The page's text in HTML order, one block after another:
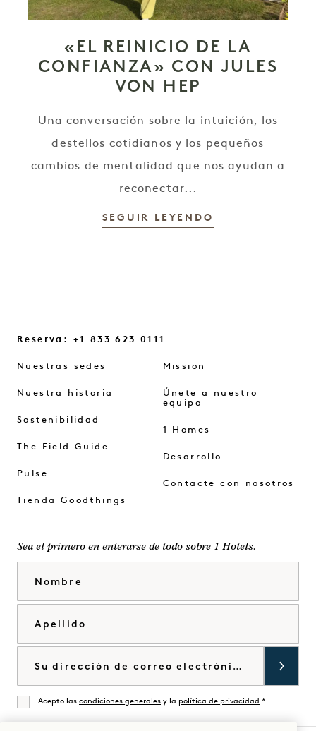
«EL REINICIO DE LA
CONFIANZA» CON JULES
VON HEP
Una conversación sobre la intuición, los
destellos cotidianos y los pequeños
cambios de mentalidad que nos ayudan a
reconectar...
SEGUIR LEYENDO
Reserva: +1 833 623 0111
Nuestras sedes
Nuestra historia
Sostenibilidad
The Field Guide
Pulse
Tienda Goodthings
Mission
Únete a nuestro
equipo
1 Homes
Desarrollo
Contacte con nosotros
Sea el primero en enterarse de todo sobre 1 Hotels.
De acuerdo
Acepto las condiciones generales y la política de privacidad *.